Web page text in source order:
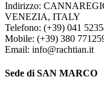
Indirizzo:
VENEZIA, ITALY
Telefono: (+39) 041
Mobile: (+39) 380
Email: info@rachtian.it
Sede di SAN MARCO